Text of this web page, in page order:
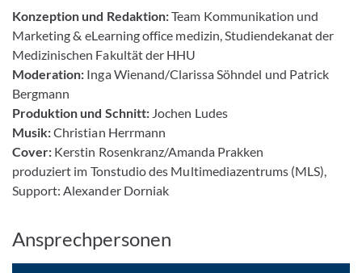
Konzeption und Redaktion:Team Kommunikation und
Marketing & eLearning office medizin, Studiendekanat der
Medizinischen Fakultät der HHU
Moderation: Inga Wienand/Clarissa Söhndel und Patrick
Bergmann
Produktion und Schnitt: Jochen Ludes
Musik:Christian Herrmann
Cover: Kerstin Rosenkranz/Amanda Prakken
produziert im Tonstudio des Multimediazentrums (MLS),
Support: Alexander Dorniak
Ansprechpersonen